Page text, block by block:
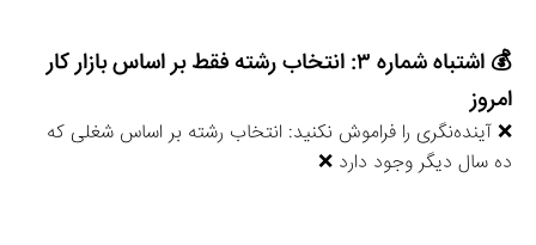
💰 اشتباه شماره ۳: انتخاب رشته فقط بر اساس بازار کار
امروز
❌ آینده‌نگری را فراموش نکنید: انتخاب رشته بر اساس شغلی که
ده سال دیگر وجود دارد ❌